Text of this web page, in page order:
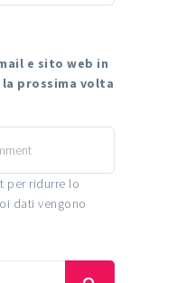
e sito web in
prossima volta
per ridurre lo
dati vengono